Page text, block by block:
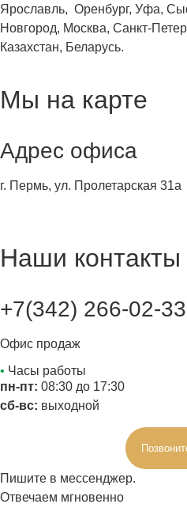
Ярославль, Оренбург, Уфа,
Новгород, Москва, Санкт-
Казахстан, Беларусь.
Мы на карте
Адрес офиса
г. Пермь, ул. Пролетарская 31а
Наши контакты
+7(342) 266-02-33
Офис продаж
• Часы работы
пн-пт: 08:30 до 17:30
сб-вс: выходной
Пишите в мессенджер.
Отвечаем мгновенно